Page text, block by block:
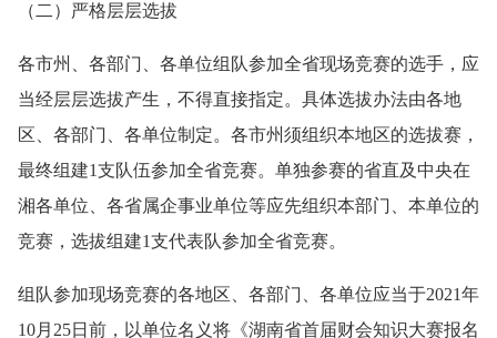
（二）严格层层选拔
各市州、各部门、各单位组队参加全省现场竞赛的选手，应
当经层层选拔产生，不得直接指定。具体选拔办法由各地
区、各部门、各单位制定。各市州须组织本地区的选拔赛，
最终组建1支队伍参加全省竞赛。单独参赛的省直及中央在
湘各单位、各省属企事业单位等应先组织本部门、本单位的
竞赛，选拔组建1支代表队参加全省竞赛。
组队参加现场竞赛的各地区、各部门、各单位应当于2021年
10月25日前，以单位名义将《湖南省首届财会知识大赛报名